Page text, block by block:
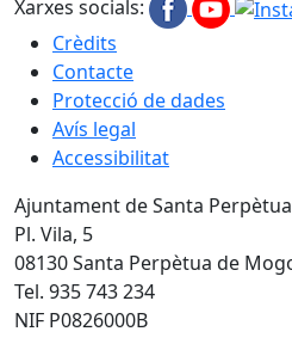
Xarxes socials:
Crèdits
Contacte
Protecció de dades
Avís legal
Accessibilitat
Ajuntament de Santa
Pl. Vila, 5
08130 Santa Perpètua de
Tel. 935 743 234
NIF P0826000B